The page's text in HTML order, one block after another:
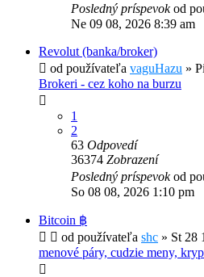
Posledný príspevokod
Ne 09 08, 2026 8:39 am
Revolut (banka/broker)
od používateľa vaguHazu »
Brokeri - cez koho na burzu
1
2
63 Odpovedí
36374 Zobrazení
Posledný príspevokod
So 08 08, 2026 1:10 pm
Bitcoin ฿
od používateľa shc » St 28
menové páry, cudzie meny,